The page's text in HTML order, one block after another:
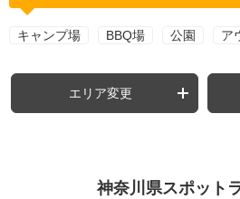
キャンプ場 BBQ場 公園 ア
エリア変更
神奈川県スポット